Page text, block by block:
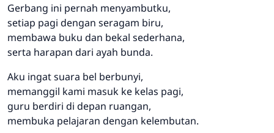
Gerbang ini pernah menyambutku,
setiap pagi dengan seragam biru,
membawa buku dan bekal sederhana,
serta harapan dari ayah bunda.
Aku ingat suara bel berbunyi,
memanggil kami masuk ke kelas pagi,
guru berdiri di depan ruangan,
membuka pelajaran dengan kelembutan.